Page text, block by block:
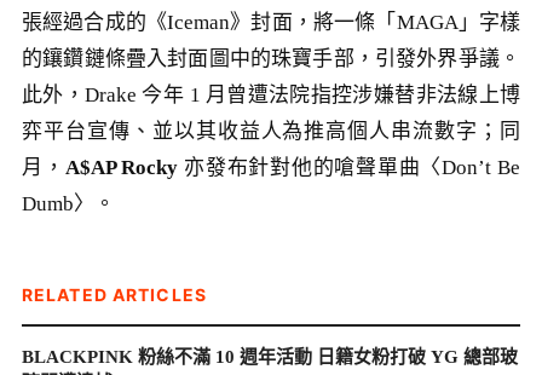
張經過合成的《Iceman》封面，將一條「MAGA」字樣
的鑲鑽鏈條疊入封面圖中的珠寶手部，引發外界爭議。
此外，Drake 今年 1 月曾遭法院指控涉嫌替非法線上博
弈平台宣傳、並以其收益人為推高個人串流數字；同
月， A$AP Rocky 亦發布針對他的嗆聲單曲〈Don’t Be
Dumb〉。
RELATED ARTICLES
BLACKPINK 粉絲不滿 10 週年活動 日籍女粉打破 YG 總部玻